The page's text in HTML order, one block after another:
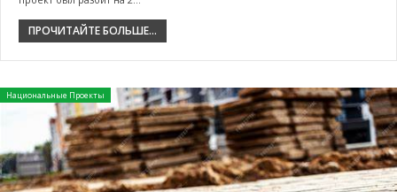
ПРОЧИТАЙТЕ БОЛЬШЕ...
Национальные Проекты